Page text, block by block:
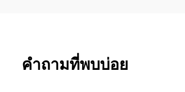
คำถามที่พบบ่อย